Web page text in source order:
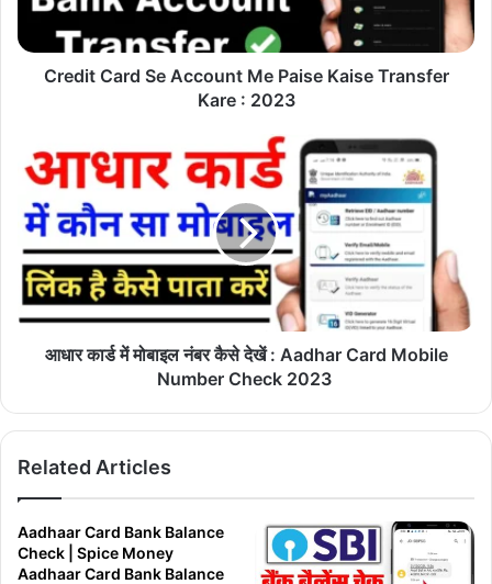
Transfer
Kare
Credit Card Se Account Me Paise Kaise Transfer
Kare : 2023
कार्ड
मोबाइल
नंबर
कैसे
देखें
Aadhar
Cardआधार कार्ड में मोबाइल नंबर कैसे देखें : Aadhar Card Mobile
Number Check 2023
Related Articles
Aadhaar Card Bank Balance
Check | Spice Money
Aadhaar Card Bank Balance